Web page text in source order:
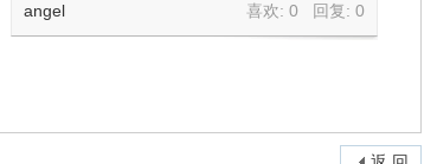
喜欢: 0 回复:0
angel